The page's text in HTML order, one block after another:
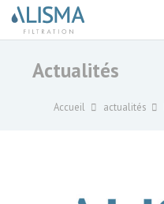
Actualités
Accueil actualités